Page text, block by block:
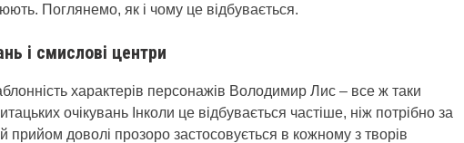
Поглянемо, як і чому це відбувається.
і смислові центри
характерів персонажів Володимир Лис – все ж таки
очікувань Інколи це відбувається частіше, ніж потрібно за
прийом доволі прозоро застосовується в кожному з творів